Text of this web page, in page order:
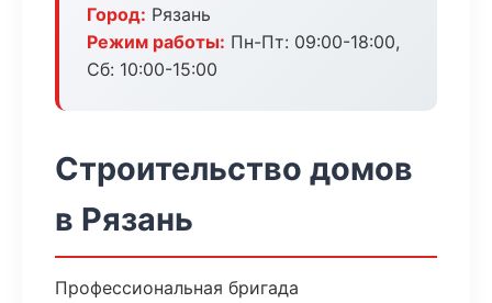
Город: Рязань
Режим работы: Пн-Пт: 09:00-18:00,
Сб: 10:00-15:00
Строительство домов
в Рязань
Профессиональная бригада